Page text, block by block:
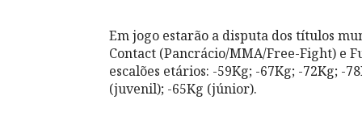
Em jogo estarão a disputa dos títulos
Contact (Pancrácio/MMA/Free-Fight) e
escalões etários: -59Kg; -67Kg; -72Kg; -
(juvenil); -65Kg (júnior).